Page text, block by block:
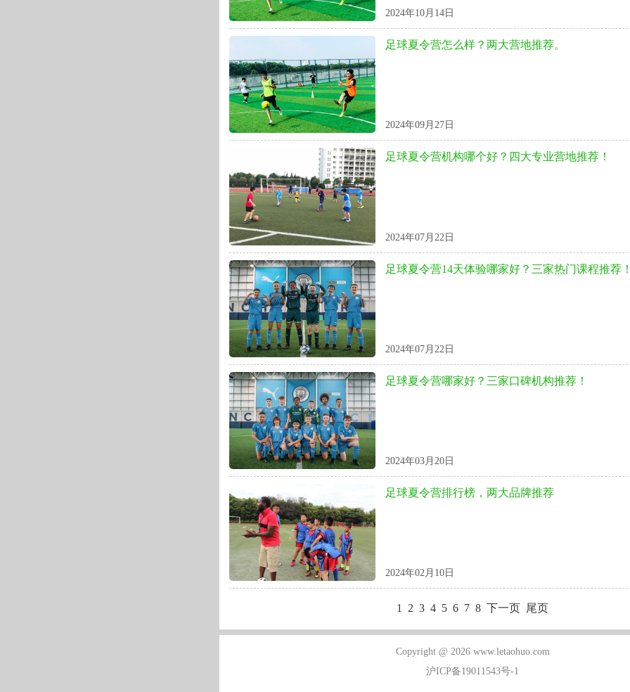
2024年10月14日
足球夏令营怎么样？两大营地推荐。
2024年09月27日
足球夏令营机构哪个好？四大专业营地推荐！
2024年07月22日
足球夏令营14天体验哪家好？三家热门课程推荐
2024年07月22日
足球夏令营哪家好？三家口碑机构推荐！
2024年03月20日
足球夏令营排行榜，两大品牌推荐
2024年02月10日
1 2 3 4 5 6 7 8 下一页 尾页
Copyright @ 2026 www.letaohuo.com
沪ICP备19011543号-1